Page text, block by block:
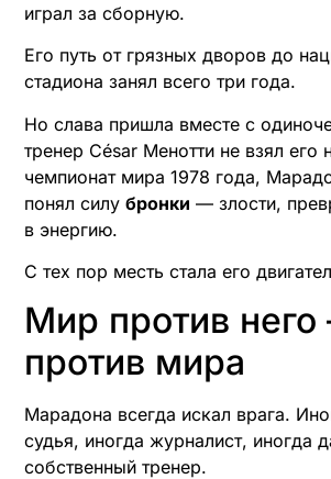
играл за сборную.
Его путь от грязных дворов до
стадиона занял всего три года.
Но слава пришла вместе с
тренер Сésar Менотти не взял его
чемпионат мира 1978 года,
понял силу бронки — злости,
в энергию.
С тех пор месть стала его
Мир против
против мира
Марадона всегда искал врага.
судья, иногда журналист, иногда
собственный тренер.